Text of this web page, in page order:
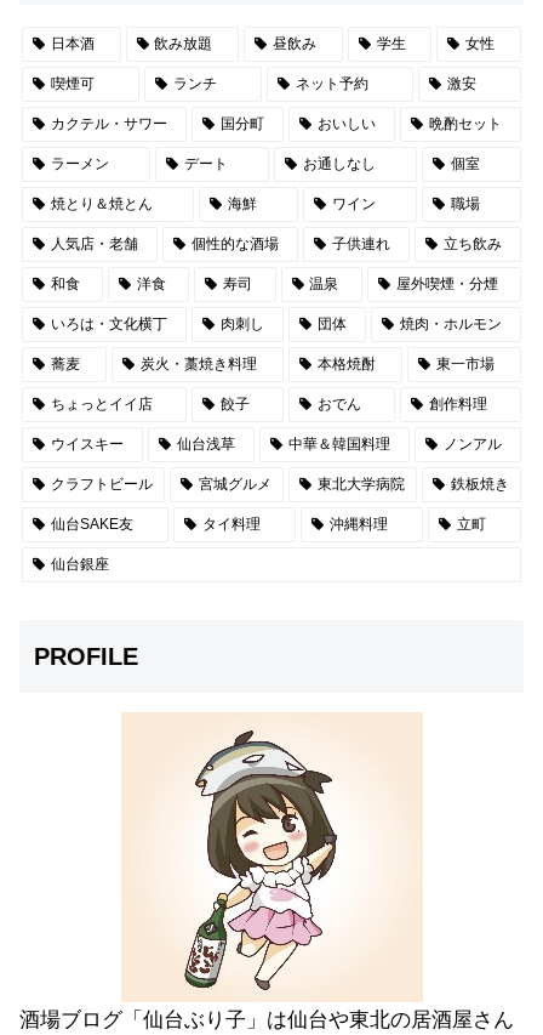
日本酒 飲み放題 昼飲み 学生 女性
喫煙可 ランチ ネット予約 激安
カクテル・サワー 国分町 おいしい 晩酌セット
ラーメン デート お通しなし 個室
焼とり＆焼とん 海鮮 ワイン 職場
人気店・老舗 個性的な酒場 子供連れ 立ち飲み
和食 洋食 寿司 温泉 屋外喫煙・分煙
いろは・文化横丁 肉刺し 団体 焼肉・ホルモン
蕎麦 炭火・藁焼き料理 本格焼酎 東一市場
ちょっとイイ店 餃子 おでん 創作料理
ウイスキー 仙台浅草 中華＆韓国料理 ノンアル
クラフトビール 宮城グルメ 東北大学病院 鉄板焼き
仙台SAKE友 タイ料理 沖縄料理 立町
仙台銀座
PROFILE
酒場ブログ「仙台ぶり子」は仙台や東北の居酒屋さん